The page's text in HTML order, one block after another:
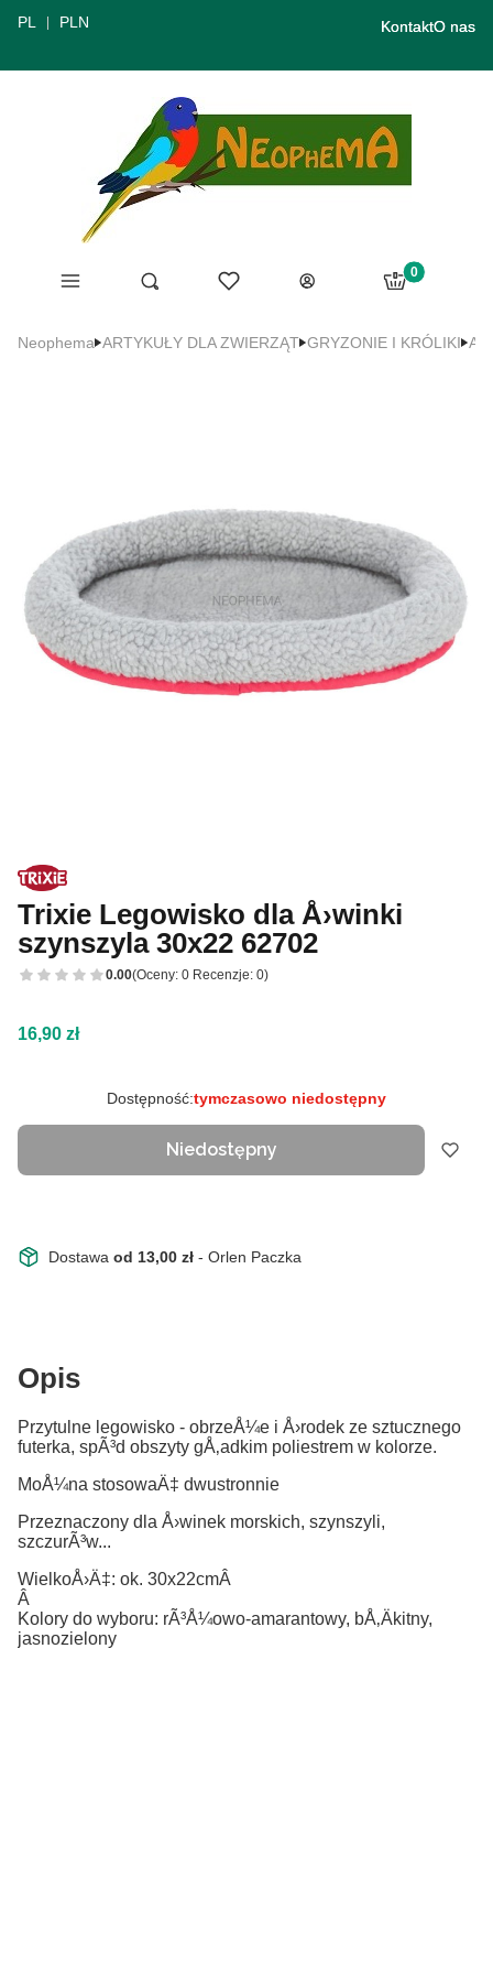
PL PLN KontaktO nas
Menu Otwórz wyszukiwarkę
Szukaj Ulubione
Zaloguj się
Produkty w
Koszyk
Neophema ARTYKUŁY DLA ZWIERZĄT GRYZONIE I KRÓLIKI
Trixie Legowisko dla Å›winki
szynszyla 30x22 62702
0.00(Oceny: 0 Recenzje: 0)
Cena
16,90 zł
Dostępność:tymczasowo niedostępny
Niedostępny
Dostawa od 13,00 zł - Orlen Paczka
Opis
Przytulne legowisko - obrzeÅ¼e i Å›rodek ze sztucznego
futerka, spÃ³d obszyty gÅ‚adkim poliestrem w kolorze.
MoÅ¼na stosowaÄ‡ dwustronnie
Przeznaczony dla Å›winek morskich, szynszyli,
szczurÃ³w...
WielkoÅ›Ä‡: ok. 30x22cmÂ
Â
Kolory do wyboru: rÃ³Å¼owo-amarantowy, bÅ‚Äkitny,
jasnozielony